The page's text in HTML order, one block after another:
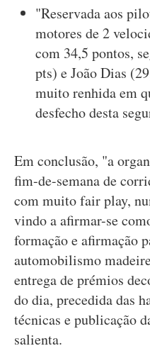
"Reservada aos
motores de 2
com 34,5 pontos,
pts) e João Dias
muito renhida em
desfecho desta
Em conclusão, "a
fim-de-semana de
com muito fair play,
vindo a afirmar-se
formação e afirmação
automobilismo
entrega de prémios
do dia, precedida das
técnicas e publicação
salienta.